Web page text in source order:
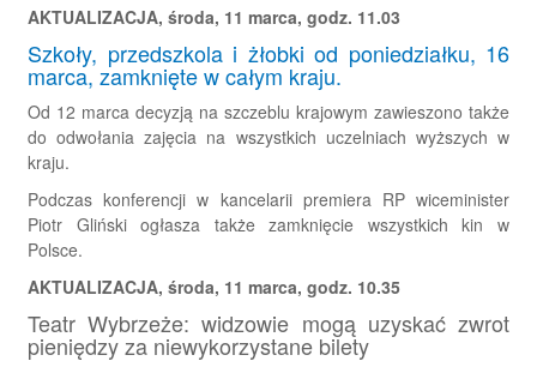
AKTUALIZACJA, środa, 11 marca, godz. 11.03
Szkoły, przedszkola i żłobki od poniedziałku, 16
marca, zamknięte w całym kraju.
Od 12 marca decyzją na szczeblu krajowym zawieszono także
do odwołania zajęcia na wszystkich uczelniach wyższych w
kraju.
Podczas konferencji w kancelarii premiera RP wiceminister
Piotr Gliński ogłasza także zamknięcie wszystkich kin w
Polsce.
AKTUALIZACJA, środa, 11 marca, godz. 10.35
Teatr Wybrzeże: widzowie mogą uzyskać zwrot
pieniędzy za niewykorzystane bilety